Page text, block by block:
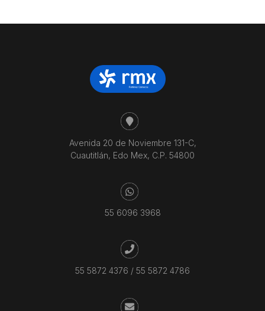
Avenida 20 de Noviembre 131-C,
Cuautitlán, Edo Mex, C.P. 54800
55 6096 3968
55 5872 4376 / 55 5872 4786